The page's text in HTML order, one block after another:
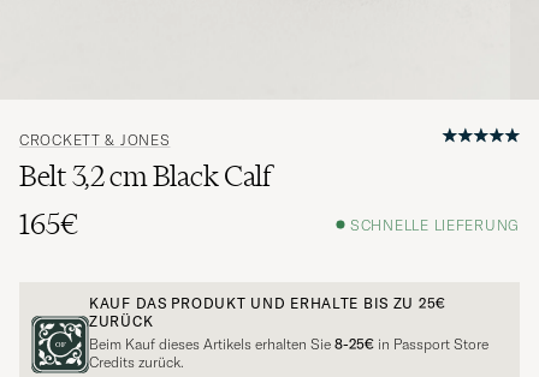
CROCKETT & JONES
Belt 3,2 cm Black Calf
165€
SCHNELLE LIEFERUNG
KAUF DAS PRODUKT UND ERHALTE BIS ZU 25€
ZURÜCK
Beim Kauf dieses Artikels erhalten Sie 8-25€ in Passport Store
Credits zurück.